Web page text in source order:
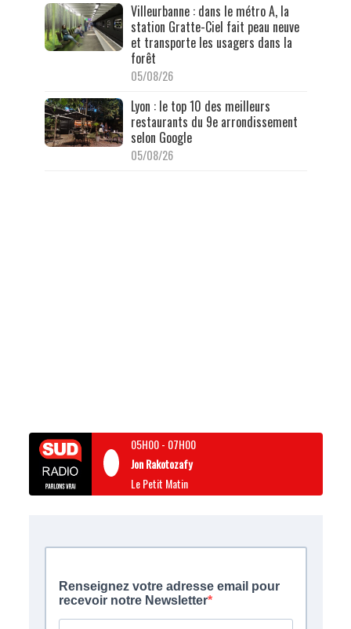
Villeurbanne : dans le métro A, la
station Gratte-Ciel fait peau neuve
et transporte les usagers dans la
forêt
05/08/26
Lyon : le top 10 des meilleurs
restaurants du 9e arrondissement
selon Google
05/08/26
05H00- 07H00
Jon Rakotozafy
Le Petit Matin